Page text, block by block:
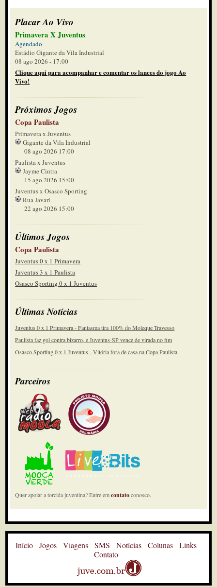
Placar Ao Vivo
Primavera X Juventus
Agendado
Estádio Gigante da Vila Industrial
08 ago 2026 - 17:00
Clique aqui para acompanhar e comentar os lances do jogo Ao
Vivo!
Próximos Jogos
Copa Paulista
Primavera x Juventus
Gigante da Vila Industrial
08 ago 2026 17:00
Paulista x Juventus
Jayme Cintra
15 ago 2026 15:00
Juventus x Osasco Sporting
Rua Javari
22 ago 2026 15:00
Últimos Jogos
Copa Paulista
Juventus 0 x 1 Primavera
Juventus 3 x 1 Paulista
Osasco Sporting 0 x 1 Juventus
Últimas Notícias
Juventus 0 x 1 Primavera - Fantasma tira 100% do Moleque Travesso
Paulista faz gol contra bizarro, e Juventus-SP vence de virada no fim
Osasco Sporting 0 x 1 Juventus - Vitória fora de casa na Copa Paulista
Parceiros
Quer apoiar a torcida juventina? Entre emcontatoconosco.
Início Jogos Viagens SMS Notícias Colunas
Links
Contato